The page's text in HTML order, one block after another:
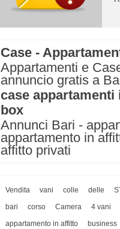
Case -
Appartamenti e
annuncio gratis a
case appartamenti
box
Annunci Bari -
appartamento in
affitto privati
Vendita vani colle delle
bari
corso Camera
4 vani
appartamento in affitto
business